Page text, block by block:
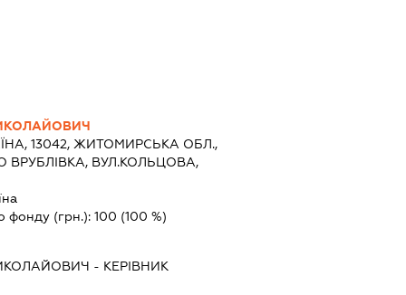
13042, ЖИТОМИРСЬКА ОБЛ.,
ВУЛ.КОЛЬЦОВА,
фонду (грн.): 100 (100 %)
- КЕРІВНИК